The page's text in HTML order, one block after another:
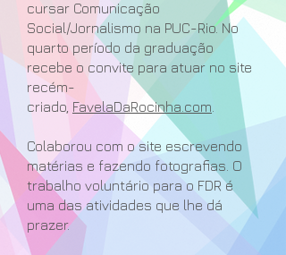
cursar Comunicação
Social/Jornalismo na PUC-Rio. No
quarto período da graduação
recebe o convite para atuar no site
recém-
criado, FavelaDaRocinha.com
Colaborou com o site escrevendo
matérias e fazendo fotografias. O
trabalho voluntário para o FDR é
uma das atividades que lhe dá
prazer.